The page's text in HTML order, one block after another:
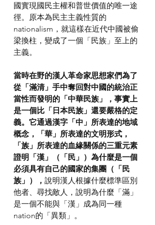
國實現國民主權和普世價值的唯一途
徑。原本為民主主義性質的
nationalism，就這樣在近代中國被偷
梁換柱，變成了一個「民族」至上的
主義。
當時在野的漢人革命家思想家們為了
從「滿清」手中奪回對中國的統治正
當性而發明的「中華民族」，事實上
是一個比「日本民族」還要嚴格的定
義。它通過漢字「中」所表達的地域
概念，「華」所表達的文明形式，
「族」所表達的血緣關係的三重元素
證明「漢」（「民」）為什麼是一個
必須具有自己的國家的集團（「民
族」）， 說明漢人根據什麼標準區別
他者、尋找敵人，說明為什麼「滿」
是一個不能與「漢」成為同一種
nation的「異類」。